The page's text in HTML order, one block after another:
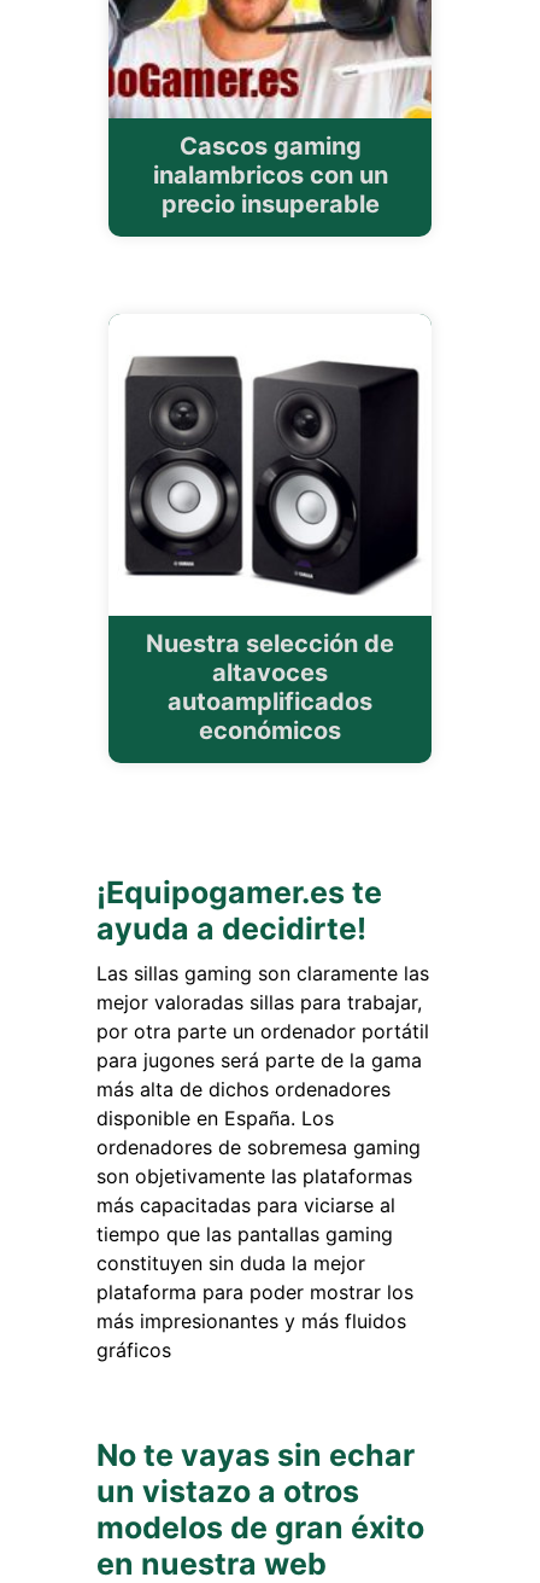
Cascos gaming
inalambricos con un
precio insuperable
Nuestra selección de
altavoces
autoamplificados
económicos
¡Equipogamer.es te
ayuda a decidirte!
Las sillas gaming son claramente las
mejor valoradas sillas para trabajar,
por otra parte un ordenador portátil
para jugones será parte de la gama
más alta de dichos ordenadores
disponible en España. Los
ordenadores de sobremesa gaming
son objetivamente las plataformas
más capacitadas para viciarse al
tiempo que las pantallas gaming
constituyen sin duda la mejor
plataforma para poder mostrar los
más impresionantes y más fluidos
gráficos
No te vayas sin echar
un vistazo a otros
modelos de gran éxito
en nuestra web